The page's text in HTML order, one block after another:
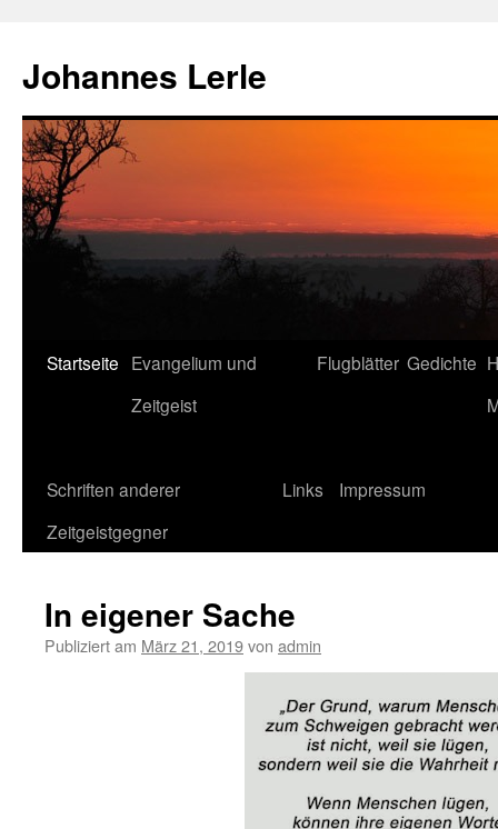
springen
Johannes Lerle
Startseite Evangelium und
Zeitgeist
Flugblätter Gedichte
Schriften anderer
Zeitgeistgegner
Links Impressum
In eigener Sache
Publiziert am März 21, 2019von admin